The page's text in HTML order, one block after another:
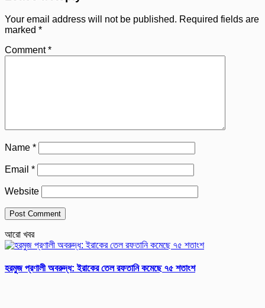
Your email address will not be published. Required fields are
marked *
Comment*
Name *
Email *
Website
আরো খবর
হরমুজ প্রণালী অবরুদ্ধ: ইরাকের তেল রফতানি কমেছে ৭৫ শতাংশ